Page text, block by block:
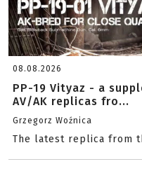
08.08.2026
PP-19 Vityaz - a
AV/AK replicas fro...
Grzegorz Woźnica
The latest replica from